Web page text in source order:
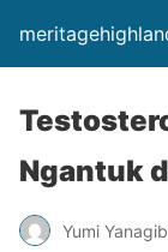
Ngantuk
Yumi